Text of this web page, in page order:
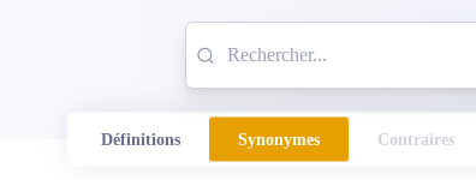
Définitions Synonymes Contraires